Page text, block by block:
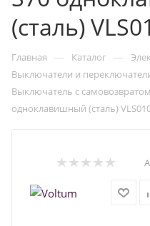
(сталь)
Главная — Каталог —
Выключатели и
Выключатель с
одноклавишный (сталь)